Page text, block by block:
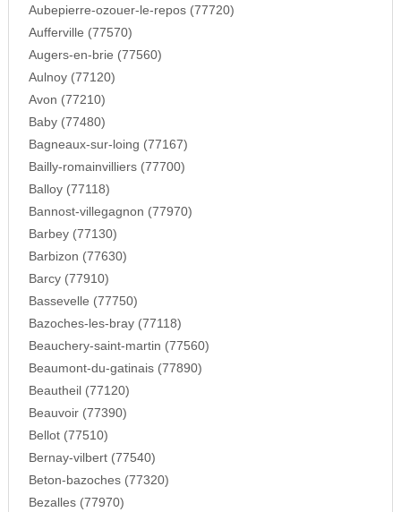
Aubepierre-ozouer-le-repos (77720)
Aufferville (77570)
Augers-en-brie (77560)
Aulnoy (77120)
Avon (77210)
Baby (77480)
Bagneaux-sur-loing (77167)
Bailly-romainvilliers (77700)
Balloy (77118)
Bannost-villegagnon (77970)
Barbey (77130)
Barbizon (77630)
Barcy (77910)
Bassevelle (77750)
Bazoches-les-bray (77118)
Beauchery-saint-martin (77560)
Beaumont-du-gatinais (77890)
Beautheil (77120)
Beauvoir (77390)
Bellot (77510)
Bernay-vilbert (77540)
Beton-bazoches (77320)
Bezalles (77970)